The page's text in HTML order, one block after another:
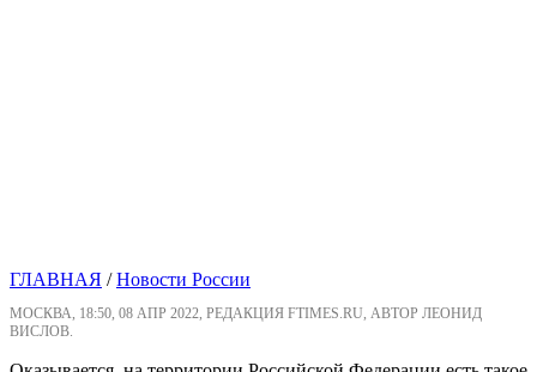
ГЛАВНАЯ /Новости России
МОСКВА, 18:50, 08 АПР 2022, РЕДАКЦИЯ FTIMES.RU, АВТОР ЛЕОНИД
ВИСЛОВ.